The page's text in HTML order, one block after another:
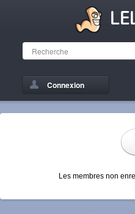
Connexion
Les membres non